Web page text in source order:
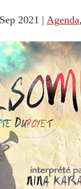
2021 | Agenda,